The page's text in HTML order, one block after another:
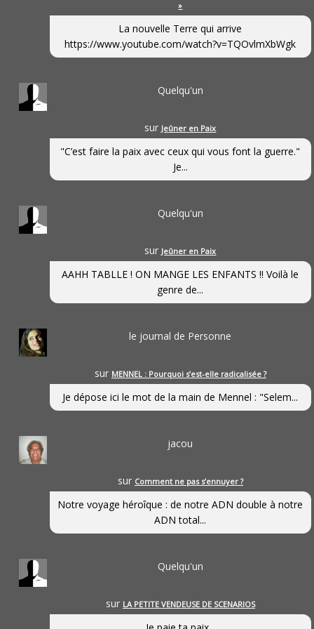
»
La nouvelle Terre qui arrive
https://www.youtube.com/watch?v=TQOvlmXbWgk
Quelqu'un
sur Jeûner en Paix
"C’est faire la paix avec ceux qui vous font la guerre."
Je...
Quelqu'un
sur Jeûner en Paix
AAHH TABLLE ! ON MANGE LES ENFANTS !! Voilà le
genre de...
le journal de Personne
sur MENNEL : Pourquoi s’est-elle radicalisée ?
Je dépose ici le mot de la main de Mennel : "Selem...
jacou
sur Comment ne pas s’ennuyer ?
Notre voyage héroîque : de notre ADN double à notre
ADN total...
Quelqu'un
sur LA PETITE VENDEUSE DE SCENARIOS